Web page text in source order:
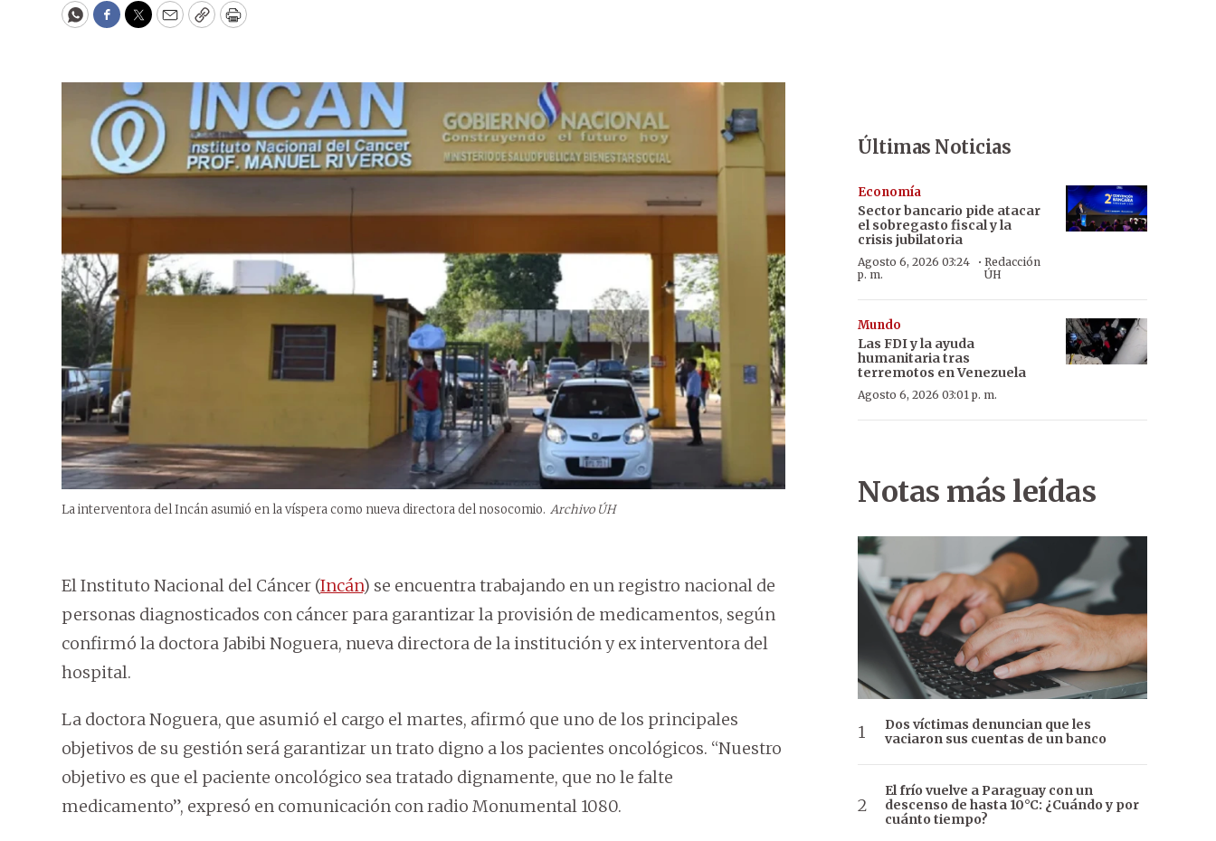
WhatsApp
Facebook
Twitter
EmailCopyPrint
La interventora del Incán asumió en la víspera como nueva directora del nosocomio. Archivo ÚH
ElInstituto Nacional del Cáncer (Incán) se encuentra trabajando en un registro nacional de
personas diagnosticados con cáncer para garantizar la provisión de medicamentos, según
confirmó la doctora Jabibi Noguera, nueva directora de la institución y ex interventora del
hospital.
La doctora Noguera, que asumió el cargo el martes, afirmó que uno de los principales
objetivos de su gestión será garantizar un trato digno a los pacientes oncológicos. “Nuestro
objetivo es que el paciente oncológico sea tratado dignamente, que no le falte
medicamento”, expresó en comunicación con radio Monumental 1080.
Últimas Noticias
Economía
Sector bancario pide atacar
el sobregasto fiscal y la
crisis jubilatoria
Agosto 6, 2026 03:24
p. m.
· Redacción
ÚH
Mundo
Las FDI y la ayuda
humanitaria tras
terremotos en Venezuela
Agosto 6, 2026 03:01 p. m.
Notas más leídas
Dos víctimas denuncian que les
vaciaron sus cuentas de un banco
El frío vuelve a Paraguay con un
descenso de hasta 10°C: ¿Cuándo y por
cuánto tiempo?